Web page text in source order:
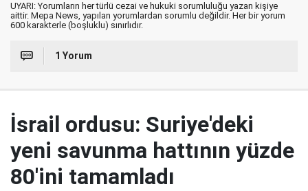
UYARI: Yorumların her türlü cezai ve hukuki sorumluluğu yazan kişiye
aittir. Mepa News, yapılan yorumlardan sorumlu değildir. Her bir yorum
600 karakterle (boşluklu) sınırlıdır.
1 Yorum
İsrail ordusu: Suriye'deki
yeni savunma hattının yüzde
80'ini tamamladı